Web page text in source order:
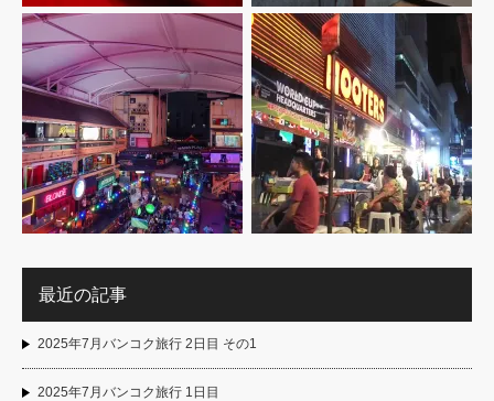
最近の記事
2025年7月バンコク旅行 2日目 その1
2025年7月バンコク旅行 1日目